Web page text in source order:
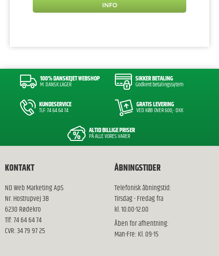
INFO
100% DANSKEJET WEBSHOP
M. DANSK LAGER
SIKKER BETALING
Godkent betalingssytem
KUNDESERVICE
TLF: 74 64 64 74
GRATIS LEVERING
VED KØB OVER 600,- DKK
ALTID BILLIGE PRISER
PÅ ALLE VORES VARER
KONTAKT
ND Web Marketing ApS
Nr. Hostrupvej 3B
6230 Rødekro
Tlf: 74 64 64 74
CVR: 34 79 97 25
ÅBNINGSTIDER
Telefonisk åbningstid:
Tirsdag - Fredag fra
kl. 10.00-12.00
Åben for afhentning:
Man-Fre: Kl. 09-15